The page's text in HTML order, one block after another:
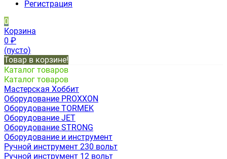
Регистрация
0
Корзина
0 ₽
(пусто)
Товар в корзине!
Каталог товаров
Каталог товаров
Мастерская Хоббит
Оборудование PROXXON
Оборудование TORMEK
Оборудование JET
Оборудование STRONG
Оборудование и инструмент
Ручной инструмент 230 вольт
Ручной инструмент 12 вольт